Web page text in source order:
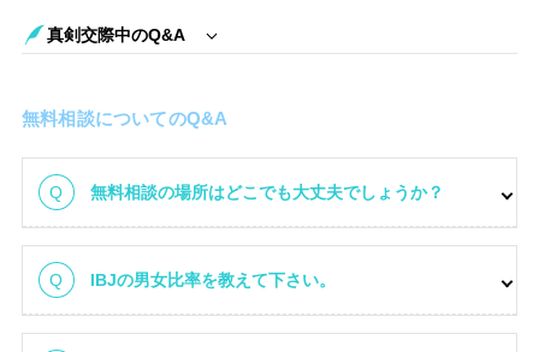
真剣交際中のQ&A
無料相談についてのQ&A
無料相談の場所はどこでも大丈夫でしょうか？
IBJの男女比率を教えて下さい。